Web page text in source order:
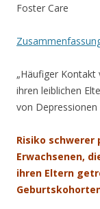
Foster Care
„Häufiger Kontakt
ihren leiblichen
von Depressionen
Risiko schwerer
Erwachsenen,
ihren Eltern